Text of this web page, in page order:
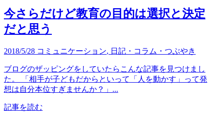
今さらだけど教育の目的は選択と決定
だと思う
2018/5/28 コミュニケーション, 日記・コラム・つぶやき
ブログのザッピングをしていたらこんな記事を見つけまし
た。 「相手が子どもだからといって「人を動かす」って発
想は自分本位すぎませんか？」...
記事を読む